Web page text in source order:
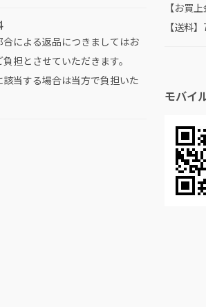
合による返品につきましてはお
担とさせていただきます。
該当する場合は当方で負担いた
【お
【送料
モバイ